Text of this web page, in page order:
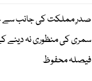
صدرِ مملکت کی جانب سے
سمری کی منظوری نہ دینے
فیصلہ محفوظ